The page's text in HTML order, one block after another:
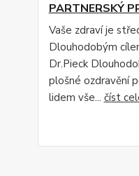
PARTNERSKÝ
Vaše zdraví je
Dlouhodobým
Dr.Pieck
plošné ozdravění
lidem vše... číst